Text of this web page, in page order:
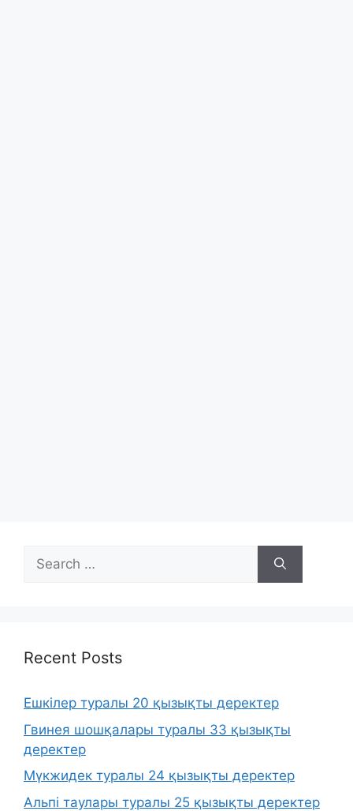
Search
for:
Recent Posts
Ешкілер туралы 20 қызықты деректер
Гвинея шошқалары туралы 33 қызықты
деректер
Мүкжидек туралы 24 қызықты деректер
Альпі таулары туралы 25 қызықты деректер